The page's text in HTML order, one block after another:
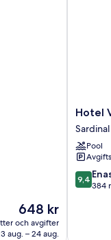
Priset
är
648 kr
648 kr
och avgifter
aug. – 24 aug.
Hotel
Villa
Del
Sol
Sardinal
Hotel
Sardinal
Pool
9.4
av
9,4
384